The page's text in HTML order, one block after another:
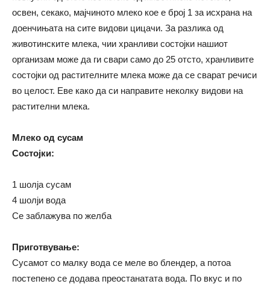
освен, секако, мајчиното млеко кое е број 1 за исхрана на
доенчињата на сите видови цицачи. За разлика од
животинските млека, чии хранливи состојки нашиот
организам може да ги свари само до 25 отсто, хранливите
состојки од растителните млека може да се сварат речиси
во целост. Еве како да си направите неколку видови на
растителни млека.
Млеко од сусам
Состојки:
1 шолја сусам
4 шолји вода
Се заблажува по желба
Приготвување:
Сусамот со малку вода се меле во блендер, а потоа
постепено се додава преостанатата вода. По вкус и по